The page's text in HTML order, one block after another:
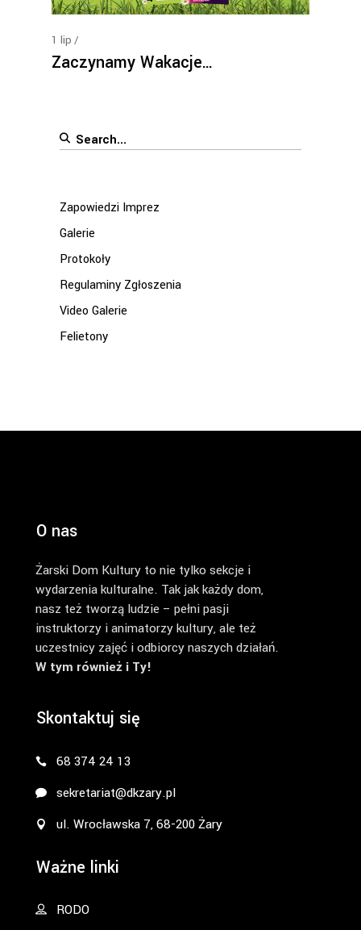
1 lip
Zaczynamy Wakacje…
Search
Zapowiedzi Imprez
Galerie
Protokoły
Regulaminy Zgłoszenia
Video Galerie
Felietony
O nas
Żarski Dom Kultury to nie tylko sekcje i
wydarzenia kulturalne. Tak jak każdy dom,
nasz też tworzą ludzie – pełni pasji
instruktorzy i animatorzy kultury, ale też
uczestnicy zajęć i odbiorcy naszych działań.
W tym również i Ty!
Skontaktuj się
68 374 24 13
sekretariat@dkzary.pl
ul. Wrocławska 7, 68-200 Żary
Ważne linki
RODO